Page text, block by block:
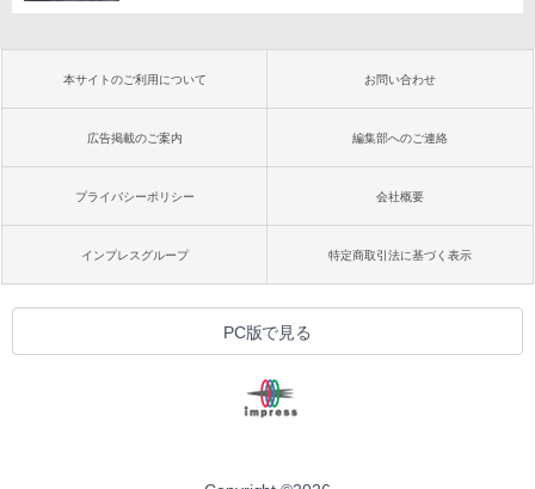
本サイトのご利用について お問い合わせ
広告掲載のご案内 編集部へのご連絡
プライバシーポリシー 会社概要
インプレスグループ 特定商取引法に基づく表示
PC版で見る